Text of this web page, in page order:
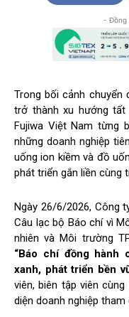
- Đồng
Trong bối cảnh chuyển
trở thành xu hướng tất
Fujiwa Việt Nam từng
những doanh nghiệp
uống ion kiềm và đồ
phát triển gắn liền cùng
Ngày 26/6/2026, Công
Câu lạc bộ Báo chí vì
nhiên và Môi trường
“Báo chí đồng hành
xanh, phát triển bền
viên, biên tập viên
diện doanh nghiệp tham